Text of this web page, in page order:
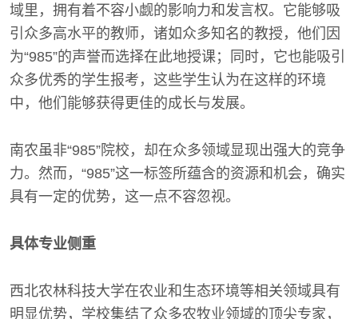
域里，拥有着不容小觑的影响力和发言权。它能够吸
引众多高水平的教师，诸如众多知名的教授，他们因
为“985”的声誉而选择在此地授课；同时，它也能吸引
众多优秀的学生报考，这些学生认为在这样的环境
中，他们能够获得更佳的成长与发展。
南农虽非“985”院校，却在众多领域显现出强大的竞争
力。然而，“985”这一标签所蕴含的资源和机会，确实
具有一定的优势，这一点不容忽视。
具体专业侧重
西北农林科技大学在农业和生态环境等相关领域具有
明显优势，学校集结了众多农牧业领域的顶尖专家，